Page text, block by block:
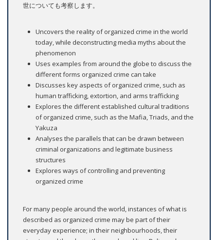
世についても考察します。
Uncovers the reality of organized crime in the world
today, while deconstructing media myths about the
phenomenon
Uses examples from around the globe to discuss the
different forms organized crime can take
Discusses key aspects of organized crime, such as
human trafficking, extortion, and arms trafficking
Explores the different established cultural traditions
of organized crime, such as the Mafia, Triads, and the
Yakuza
Analyses the parallels that can be drawn between
criminal organizations and legitimate business
structures
Explores ways of controlling and preventing
organized crime
For many people around the world, instances of what is
described as organized crime may be part of their
everyday experience; in their neighbourhoods, their